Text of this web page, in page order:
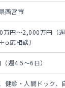
西宮市
万円～2,000万円（
α応相談）
週4.5～6日）
健診・人間ドック、